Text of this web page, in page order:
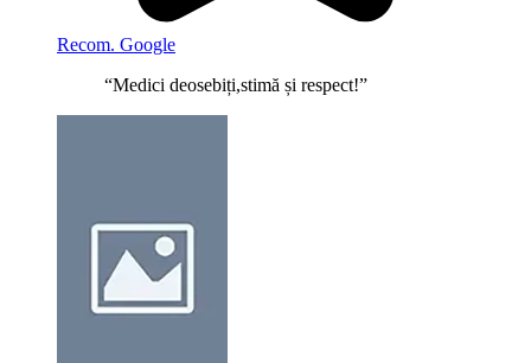
Recom. Google
“Medici deosebiți,stimă și respect!”